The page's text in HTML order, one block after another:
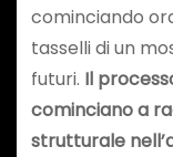
cominciando
tasselli di un
futuri. Il
cominciano a
strutturale